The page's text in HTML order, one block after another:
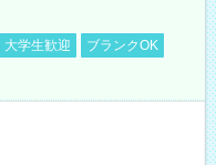
大学生歓迎
ブランクOK